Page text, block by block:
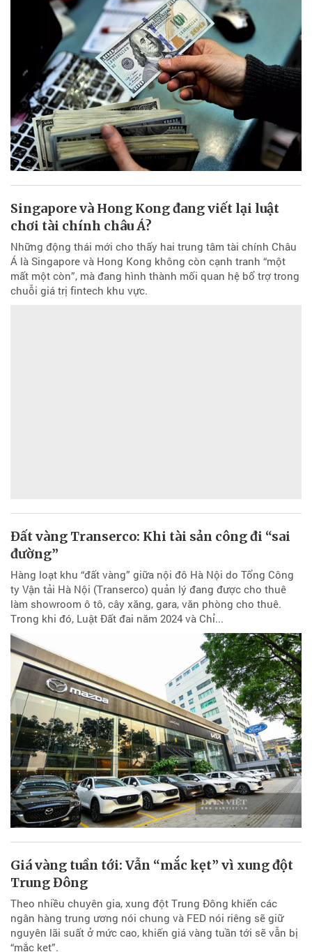
Singapore và Hong Kong đang viết lại luật
chơi tài chính châu Á?
Những động thái mới cho thấy hai trung tâm tài chính Châu
Á là Singapore và Hong Kong không còn cạnh tranh “một
mất một còn”, mà đang hình thành mối quan hệ bổ trợ trong
chuỗi giá trị fintech khu vực.
Đất vàng Transerco: Khi tài sản công đi “sai
đường”
Hàng loạt khu “đất vàng” giữa nội đô Hà Nội do Tổng Công
ty Vận tải Hà Nội (Transerco) quản lý đang được cho thuê
làm showroom ô tô, cây xăng, gara, văn phòng cho thuê.
Trong khi đó, Luật Đất đai năm 2024 và Chỉ...
Giá vàng tuần tới: Vẫn “mắc kẹt” vì xung đột
Trung Đông
Theo nhiều chuyên gia, xung đột Trung Đông khiến các
ngân hàng trung ương nói chung và FED nói riêng sẽ giữ
nguyên lãi suất ở mức cao, khiến giá vàng tuần tới sẽ vẫn bị
“mắc kẹt”.